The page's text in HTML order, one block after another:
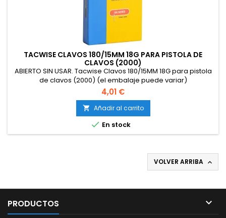
TACWISE CLAVOS 180/15MM 18G PARA PISTOLA DE
CLAVOS (2000)
ABIERTO SIN USAR. Tacwise Clavos 180/15MM 18G para pistola
de clavos (2000) (el embalaje puede variar)
4,01 €
 Añadir al carrito
 En stock
VOLVER ARRIBA 
PRODUCTOS 